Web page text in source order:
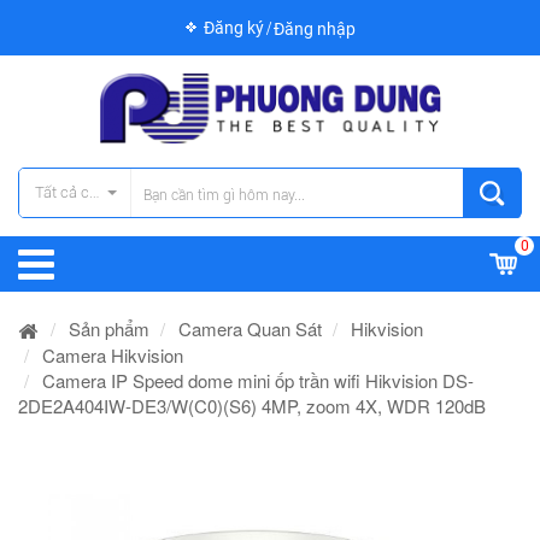
Đăng ký Đăng nhập
Tất cả các danh mục
0
Sản phẩm Camera Quan Sát
Hikvision
Camera Hikvision
Camera IP Speed dome mini ốp trần wifi Hikvision DS-
2DE2A404IW-DE3/W(C0)(S6) 4MP, zoom 4X, WDR 120dB